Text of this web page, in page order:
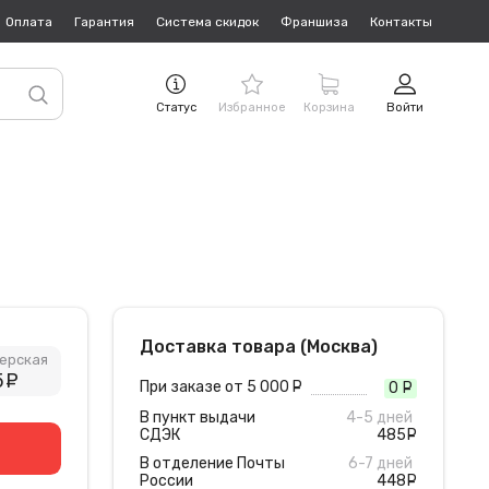
Оплата Гарантия Система скидок Франшиза Контакты
Статус Избранное Корзина Войти
Доставка товара (Москва)
При заказе от 5 000 0
В пункт выдачи
СДЭК
4-5 дней
485
В отделение Почты
России
6-7 дней
448